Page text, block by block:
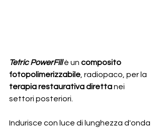
Tetric PowerFill è un composito
fotopolimerizzabile , radiopaco, per la
terapia restaurativa diretta nei
settori posteriori.
Indurisce con luce di lunghezza d'onda